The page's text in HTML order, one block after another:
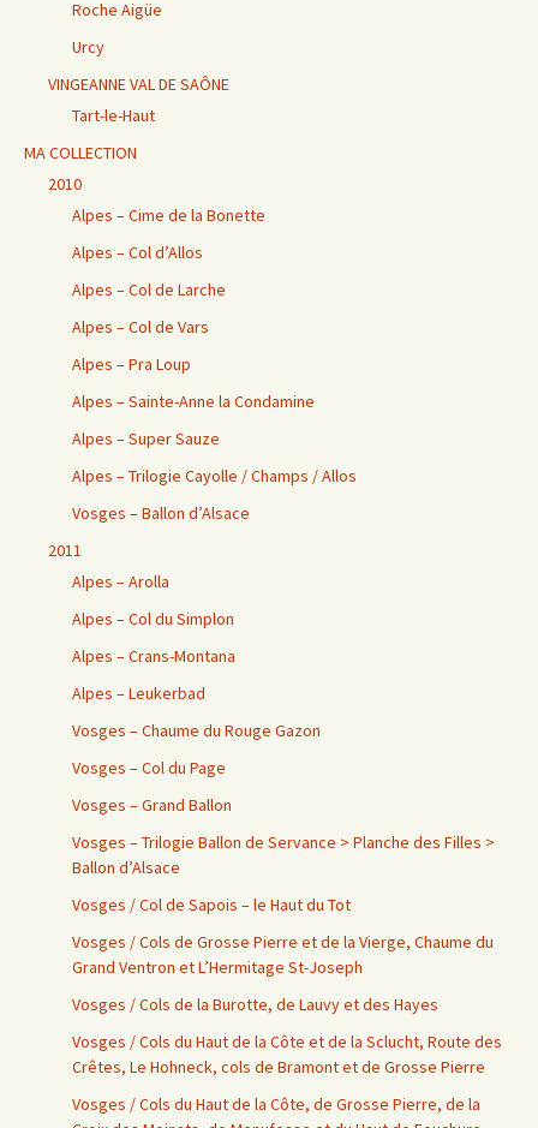
Roche Aigüe
Urcy
VINGEANNE VAL DE SAÔNE
Tart-le-Haut
MA COLLECTION
2010
Alpes – Cime de la Bonette
Alpes – Col d’Allos
Alpes – Col de Larche
Alpes – Col de Vars
Alpes – Pra Loup
Alpes – Sainte-Anne la Condamine
Alpes – Super Sauze
Alpes – Trilogie Cayolle / Champs / Allos
Vosges – Ballon d’Alsace
2011
Alpes – Arolla
Alpes – Col du Simplon
Alpes – Crans-Montana
Alpes – Leukerbad
Vosges – Chaume du Rouge Gazon
Vosges – Col du Page
Vosges – Grand Ballon
Vosges – Trilogie Ballon de Servance > Planche des Filles >
Ballon d’Alsace
Vosges / Col de Sapois – le Haut du Tot
Vosges / Cols de Grosse Pierre et de la Vierge, Chaume du
Grand Ventron et L’Hermitage St-Joseph
Vosges / Cols de la Burotte, de Lauvy et des Hayes
Vosges / Cols du Haut de la Côte et de la Sclucht, Route des
Crêtes, Le Hohneck, cols de Bramont et de Grosse Pierre
Vosges / Cols du Haut de la Côte, de Grosse Pierre, de la